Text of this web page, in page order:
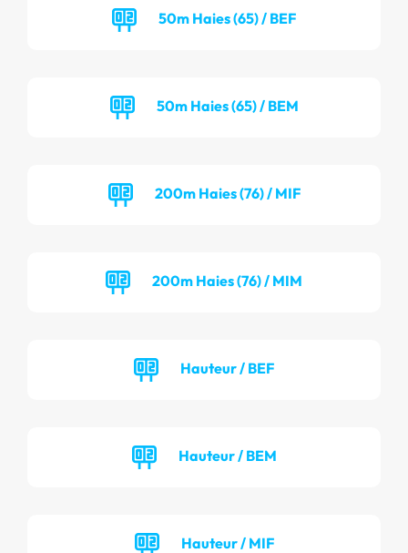
50m Haies (65) / BEF
50m Haies (65) / BEM
200m Haies (76) / MIF
200m Haies (76) / MIM
Hauteur / BEF
Hauteur / BEM
Hauteur / MIF